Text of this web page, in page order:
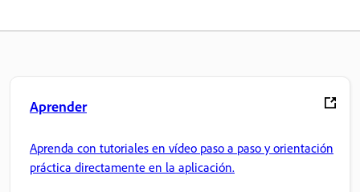
Aprender
Aprenda con tutoriales en vídeo paso a paso y orientación
práctica directamente en la aplicación.